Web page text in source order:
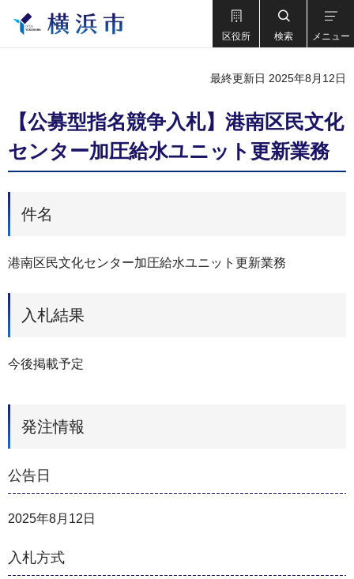
区役所 検索 メニュー
最終更新日 2025年8月12日
【公募型指名競争入札】港南区民文化
センター加圧給水ユニット更新業務
件名
港南区民文化センター加圧給水ユニット更新業務
入札結果
今後掲載予定
発注情報
公告日
2025年8月12日
入札方式